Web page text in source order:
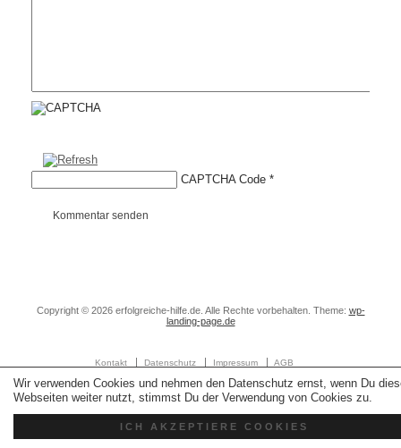
Wir verwenden Cookies und nehmen den Datenschutz ernst, wenn Du
Webseiten weiter nutzt, stimmst Du der Verwendung von Cookies zu.
ICH AKZEPTIERE COOKIES
CAPTCHA Code *
Kommentar senden
Copyright © 2026 erfolgreiche-hilfe.de. Alle Rechte vorbehalten. Theme: wp-
landing-page.de
Kontakt Datenschutz Impressum AGB